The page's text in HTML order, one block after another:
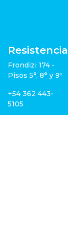
Resistencia
Frondizi 174 -
Pisos 5°, 8° y 9º
+54 362 443-
5105